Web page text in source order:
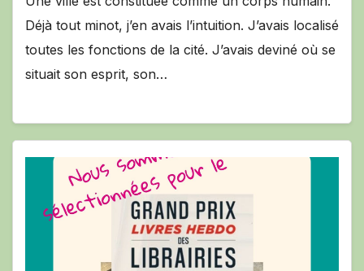
Déjà tout minot, j’en avais l’intuition. J’avais localisé
toutes les fonctions de la cité. J’avais deviné où se
situait son esprit, son…